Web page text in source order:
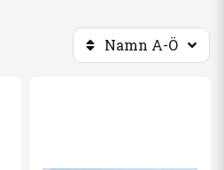
Namn A-Ö